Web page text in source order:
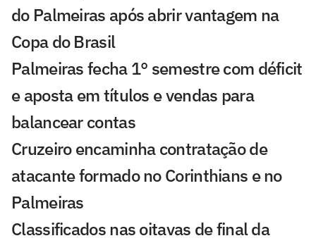
do Palmeiras após abrir vantagem na
Copa do Brasil
Palmeiras fecha 1° semestre com déficit
e aposta em títulos e vendas para
balancear contas
Cruzeiro encaminha contratação de
atacante formado no Corinthians e no
Palmeiras
Classificados nas oitavas de final da